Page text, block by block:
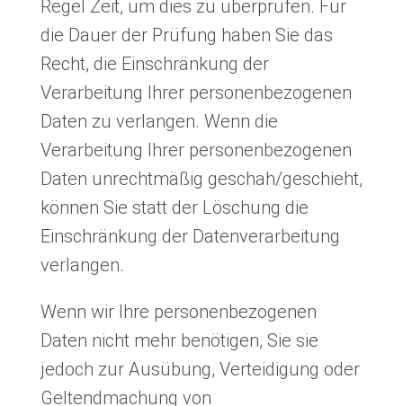
Regel Zeit, um dies zu überprüfen. Für
die Dauer der Prüfung haben Sie das
Recht, die Einschränkung der
Verarbeitung Ihrer personenbezogenen
Daten zu verlangen. Wenn die
Verarbeitung Ihrer personenbezogenen
Daten unrechtmäßig geschah/geschieht,
können Sie statt der Löschung die
Einschränkung der Datenverarbeitung
verlangen.
Wenn wir Ihre personenbezogenen
Daten nicht mehr benötigen, Sie sie
jedoch zur Ausübung, Verteidigung oder
Geltendmachung von